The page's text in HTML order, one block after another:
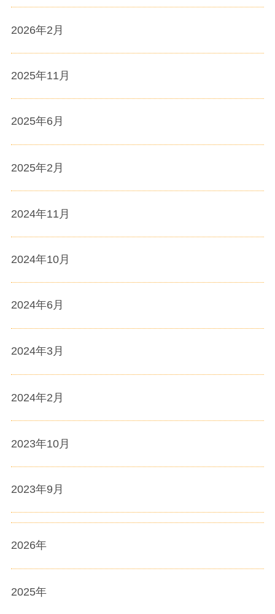
2026年2月
2025年11月
2025年6月
2025年2月
2024年11月
2024年10月
2024年6月
2024年3月
2024年2月
2023年10月
2023年9月
2026年
2025年